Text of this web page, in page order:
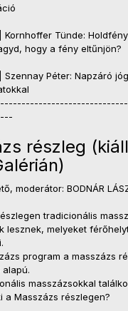
Kornhoffer Tünde:
hogy a fény eltűnjön?
Szennay Péter: Napzáró
részleg
moderátor: BODNÁR
tradicionális
lesznek, melyeket
program a masszázs
alapú.
masszázsokkal
a Masszázs részlegen?